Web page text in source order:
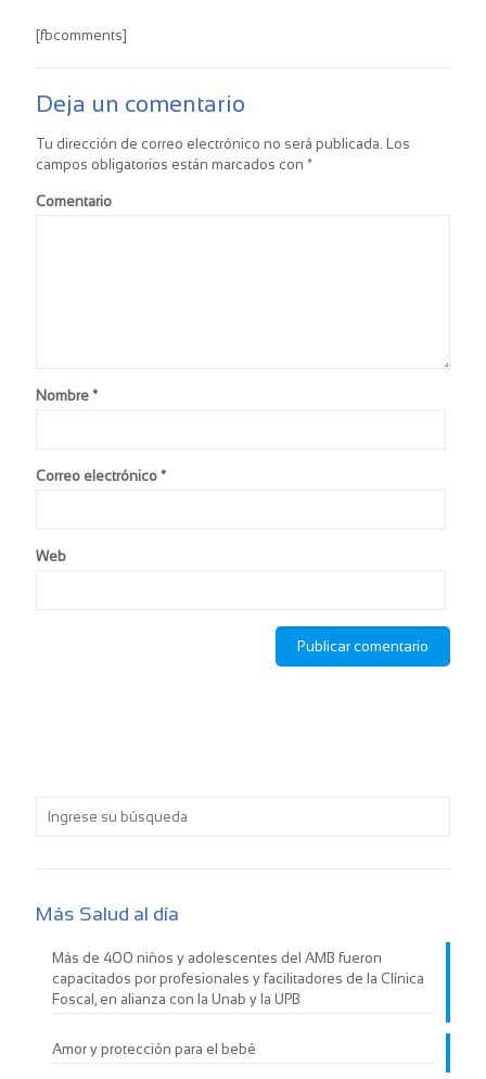
[fbcomments]
Deja un comentario
Tu dirección de correo electrónico no será publicada. Los
campos obligatorios están marcados con *
Comentario
Nombre *
Correo electrónico *
Web
Más Salud al día
Más de 400 niños y adolescentes del AMB fueron
capacitados por profesionales y facilitadores de la Clínica
Foscal, en alianza con la Unab y la UPB
Amor y protección para el bebé